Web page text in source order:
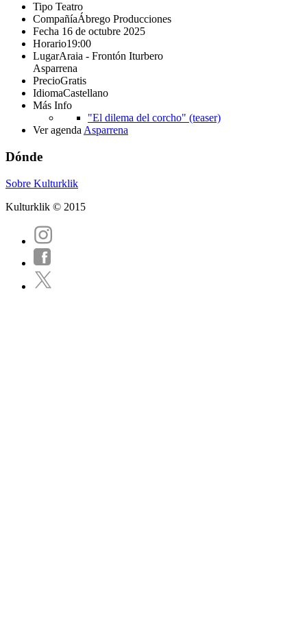
Tipo Teatro
CompañíaÁbrego Producciones
Fecha 16 de octubre 2025
Horario19:00
LugarAraia - Frontón Iturbero
Asparrena
PrecioGratis
IdiomaCastellano
Más Info
"El dilema del corcho" (teaser)
Ver agenda Asparrena
Dónde
Sobre Kulturklik
Kulturklik © 2015